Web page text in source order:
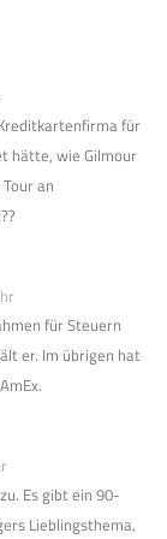
für
hätte, wie Gilmour
an
für Steuern
er. Im übrigen hat
Es gibt ein 90-
Lieblingsthema,